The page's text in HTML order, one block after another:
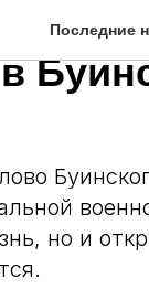
Последние
но и